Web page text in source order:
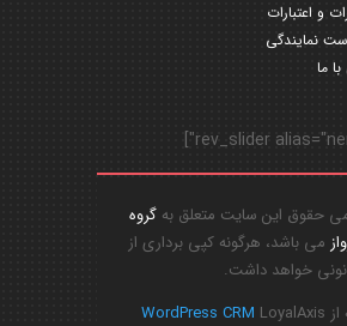
و اعتبارات
نمایندگی
ما
گروه
می باشد، هرگونه کپی برداری از
خواهد داشت.
WordPress CRM LoyalAxis